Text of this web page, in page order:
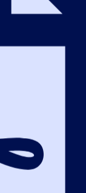
Тендер